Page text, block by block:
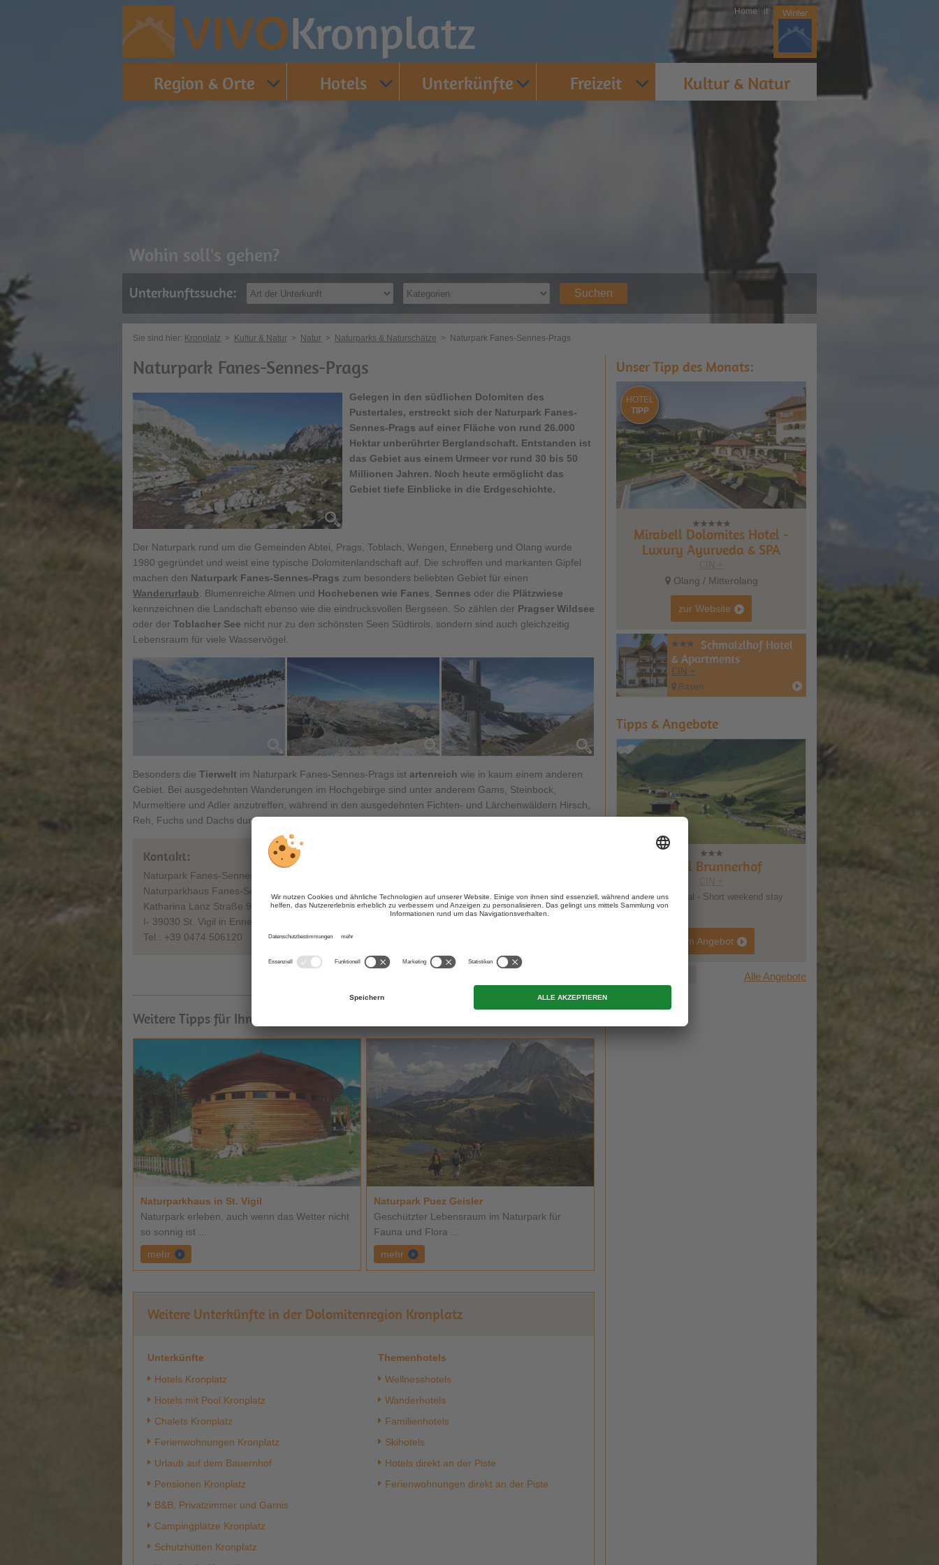
VIVOKronplatz
Wohin soll's gehen?
Unterkunftssuche: Suchen
Region & Orte Hotels Unterkünfte Freizeit Kultur & Natur
Home it
Sie sind hier: Kronplatz > Kultur & Natur > Natur > Naturparks & Naturschätze > Naturpark Fanes-Sennes-Prags
Naturpark Fanes-Sennes-Prags
Gelegen in den südlichen Dolomiten des
Pustertales, erstreckt sich der Naturpark Fanes-
Sennes-Prags auf einer Fläche von rund 26.000
Hektar unberührter Berglandschaft. Entstanden ist
das Gebiet aus einem Urmeer vor rund 30 bis 50
Millionen Jahren. Noch heute ermöglicht das
Gebiet tiefe Einblicke in die Erdgeschichte.
Der Naturpark rund um die Gemeinden Abtei, Prags, Toblach, Wengen, Enneberg und Olang wurde
1980 gegründet und weist eine typische Dolomitenlandschaft auf. Die schroffen und markanten Gipfel
machen den Naturpark Fanes-Sennes-Prags zum besonders beliebten Gebiet für einen
Wanderurlaub . Blumenreiche Almen und Hochebenen wie Fanes Sennes oder die Plätzwiese
kennzeichnen die Landschaft ebenso wie die eindrucksvollen Bergseen. So zählen der Pragser Wildsee
oder der Toblacher See nicht nur zu den schönsten Seen Südtirols, sondern sind auch gleichzeitig
Lebensraum für viele Wasservögel.
Besonders die Tierwelt im Naturpark Fanes-Sennes-Prags ist artenreich wie in kaum einem anderen
Gebiet. Bei ausgedehnten Wanderungen im Hochgebirge sind unter anderem Gams, Steinbock,
Murmeltiere und Adler anzutreffen, während in den ausgedehnten Fichten- und Lärchenwäldern Hirsch,
Reh, Fuchs und Dachs durchaus angetroffen werden können.
Kontakt:
Naturpark Fanes-Sennes-Prags
Naturparkhaus Fanes-Sennes-Prags
Katharina Lanz Straße 96
I- 39030 St. Vigil in Enneberg
Tel.: +39 0474 506120
Weitere Tipps für Ihren Urlaub
Naturparkhaus in St. Vigil
Naturpark erleben, auch wenn das Wetter nicht
so sonnig ist ...
mehr
Naturpark Puez Geisler
Geschützter Lebensraum im Naturpark für
Fauna und Flora ...
mehr
Weitere Unterkünfte in der Dolomitenregion Kronplatz
Unterkünfte
Hotels Kronplatz
Hotels mit Pool Kronplatz
Chalets Kronplatz
Ferienwohnungen Kronplatz
Urlaub auf dem Bauernhof
Pensionen Kronplatz
B&B, Privatzimmer und Garnis
Campingplätze Kronplatz
Schutzhütten Kronplatz
Themenhotels
Wellnesshotels
Wanderhotels
Familienhotels
Skihotels
Hotels direkt an der Piste
Ferienwohnungen direkt an der Piste
Unser Tipp des Monats:
HOTEL
TIPP
Mirabell Dolomites Hotel -
Luxury Ayurveda & SPA
Olang / Mitterolang
zur Website
Schmalzlhof Hotel
& Apartments
CIN +
Rasen
Tipps & Angebote
Hotel Brunnerhof
Herbstspecial - Short weekend stay
zum Angebot
Hotel Brunnerhof
Alle Angebote